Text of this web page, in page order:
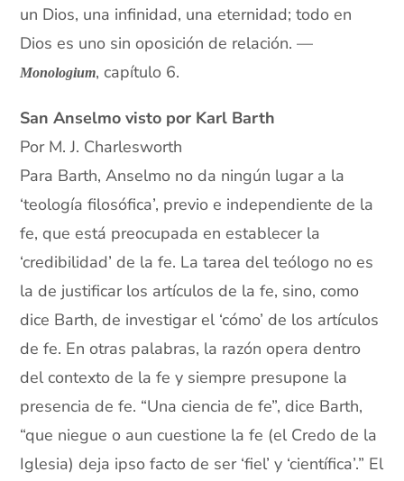
un Dios, una infinidad, una eternidad; todo en
Dios es uno sin oposición de relación. —
Monologium, capítulo 6.
San Anselmo visto por Karl Barth
Por M. J. Charlesworth
Para Barth, Anselmo no da ningún lugar a la
‘teología filosófica’, previo e independiente de la
fe, que está preocupada en establecer la
‘credibilidad’ de la fe. La tarea del teólogo no es
la de justificar los artículos de la fe, sino, como
dice Barth, de investigar el ‘cómo’ de los artículos
de fe. En otras palabras, la razón opera dentro
del contexto de la fe y siempre presupone la
presencia de fe. “Una ciencia de fe”, dice Barth,
“que niegue o aun cuestione la fe (el Credo de la
Iglesia) deja ipso facto de ser ‘fiel’ y ‘científica’.” El